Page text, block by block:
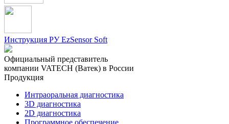
Инструкция РУ EzSensor Soft
Официальный представитель
компании VATECH (Ватек) в России
Продукция
Интраоральная диагностика
3D диагностика
2D диагностика
Программное обеспечение